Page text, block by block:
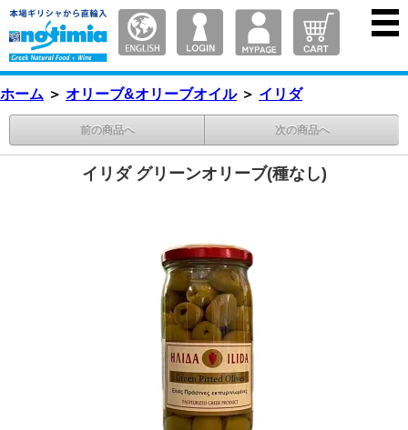
ホーム ＞ オリーブ&オリーブオイル ＞ イリダ
前の商品へ 次の商品へ
イリダ グリーンオリーブ(種なし)